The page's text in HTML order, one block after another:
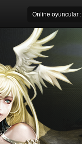
Online oyuncular :